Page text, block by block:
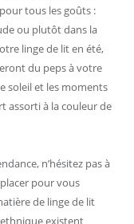
tous les goûts :
ou plutôt dans la
linge de lit en été,
du peps à votre
soleil et les moments
assorti à la couleur de
n’hésitez pas à
pour vous
de linge de lit
ethnique existent